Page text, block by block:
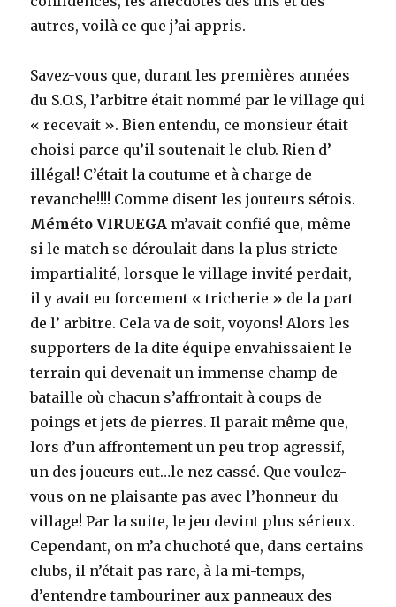
de
J-
autres, voilà ce que j’ai appris.
Savez-vous que, durant les premières années
du S.O.S, l’arbitre était nommé par le village qui
« recevait ». Bien entendu, ce monsieur était
choisi parce qu’il soutenait le club. Rien d’
illégal! C’était la coutume et à charge de
revanche!!!! Comme disent les jouteurs sétois.
Méméto VIRUEGA m’avait confié que, même
si le match se déroulait dans la plus stricte
impartialité, lorsque le village invité perdait,
il y avait eu forcement « tricherie » de la part
de l’ arbitre. Cela va de soit, voyons! Alors les
supporters de la dite équipe envahissaient le
terrain qui devenait un immense champ de
bataille où chacun s’affrontait à coups de
poings et jets de pierres. Il parait même que,
lors d’un affrontement un peu trop agressif,
un des joueurs eut…le nez cassé. Que voulez-
vous on ne plaisante pas avec l’honneur du
village! Par la suite, le jeu devint plus sérieux.
Cependant, on m’a chuchoté que, dans certains
clubs, il n’était pas rare, à la mi-temps,
d’entendre tambouriner aux panneaux des